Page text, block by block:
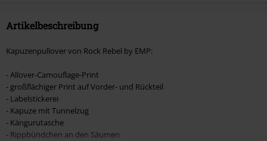
Artikelbeschreibung
Kapuzenpullover von Rock Rebel by EMP:
- Allover-Camouflage-Print
- großflächiger Print auf Vorder- und Rückteil
- Labelstickerei
- Kapuze mit Tunnelzug
- Kängurutasche
- Rippbündchen an den Säumen